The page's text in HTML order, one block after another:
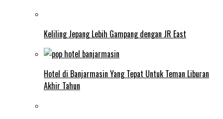
Keliling Jepang Lebih Gampang dengan JR East
Hotel di Banjarmasin Yang Tepat Untuk Teman Liburan
Akhir Tahun